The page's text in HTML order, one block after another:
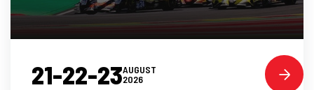
21-22-23AUGUST
2026